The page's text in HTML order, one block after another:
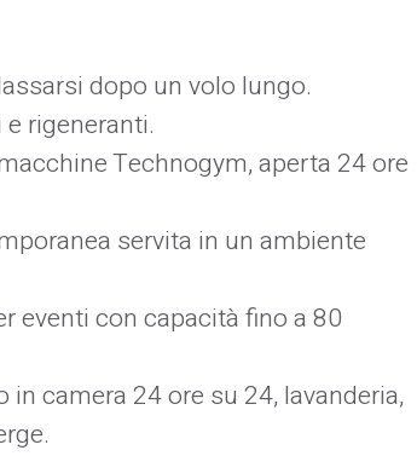
dopo un volo lungo.​
rigeneranti.​
Technogym, aperta 24 ore
servita in un ambiente
eventi con capacità fino a 80
in camera 24 ore su 24, lavanderia,